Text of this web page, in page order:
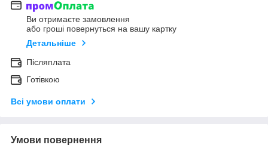
Ви отримаєте замовлення
або гроші повернуться на вашу картку
Детальніше
Післяплата
Готівкою
Всі умови оплати
Умови повернення